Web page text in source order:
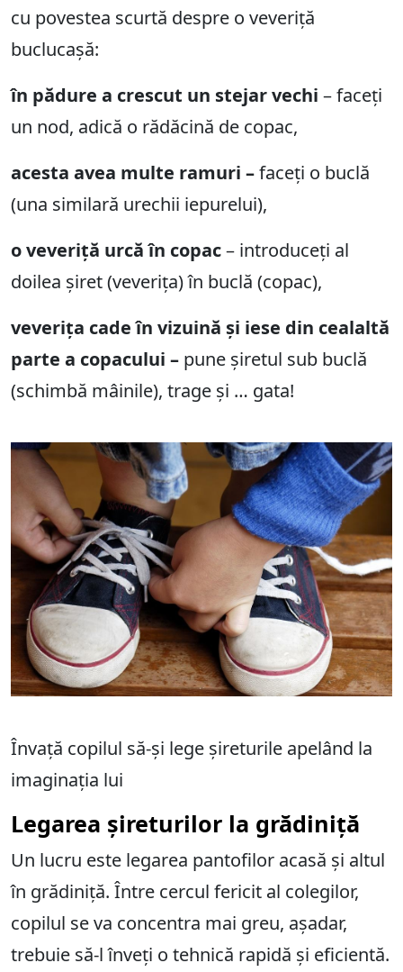
cu povestea scurtă despre o veveriță
buclucașă:
în pădure a crescut un stejar vechi – faceți
un nod, adică o rădăcină de copac,
acesta avea multe ramuri –faceți o buclă
(una similară urechii iepurelui),
o veveriță urcă în copac– introduceți al
doilea șiret (veverița) în buclă (copac),
veverița cade în vizuină și iese din cealaltă
parte a copacului – pune șiretul sub buclă
(schimbă mâinile), trage și … gata!
Învață copilul să-și lege șireturile apelând la
imaginația lui
Legarea șireturilor la grădiniță
Un lucru este legarea pantofilor acasă și altul
în grădiniță. Între cercul fericit al colegilor,
copilul se va concentra mai greu, așadar,
trebuie să-l înveți o tehnică rapidă și eficientă.